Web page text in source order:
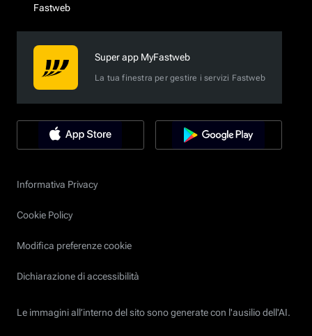
Fastweb
Super app MyFastweb
La tua finestra per gestire i servizi Fastweb
Informativa Privacy
Cookie Policy
Modifica preferenze cookie
Dichiarazione di accessibilità
Le immagini all’interno del sito sono generate con l'ausilio dell'AI.